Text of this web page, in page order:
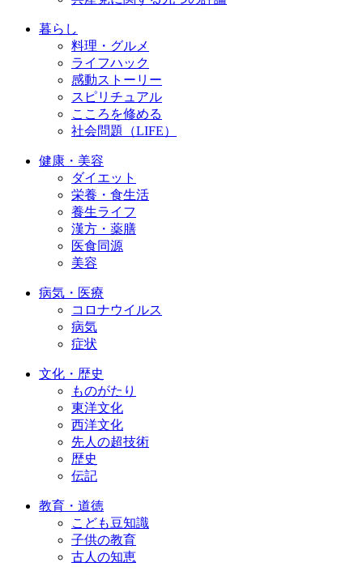
暮らし
料理・グルメ
ライフハック
感動ストーリー
スピリチュアル
こころを修める
社会問題（LIFE）
健康・美容
ダイエット
栄養・食生活
養生ライフ
漢方・薬膳
医食同源
美容
病気・医療
コロナウイルス
病気
症状
文化・歴史
ものがたり
東洋文化
西洋文化
先人の超技術
歴史
伝記
教育・道徳
こども豆知識
子供の教育
古人の知恵